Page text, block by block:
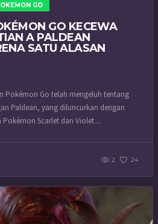
GO
GO KECEWA
A PALDEAN
SATU ALASAN
Pokémon Go telah mengeluh tentang
Paldean, yang diluncurkan dengan
Scarlet dan Violet....
2 24